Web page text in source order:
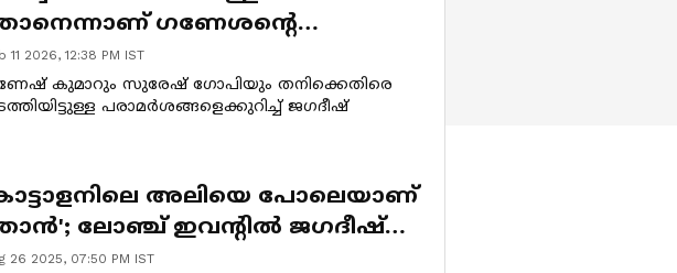
ഗണേശന്‍റെ
ജഗദീഷിന്‍റെ
11 2026, 12:38 PM IST
കുമാറും സുരേഷ് ഗോപിയും തനിക്കെതിരെ
പരാമര്‍ശങ്ങളെക്കുറിച്ച് ജഗദീഷ്
അലിയെ പോലെയാണ്
ലോഞ്ച് ഇവന്‍റിൽ ജഗദീഷ്
26 2025, 07:50 PM IST